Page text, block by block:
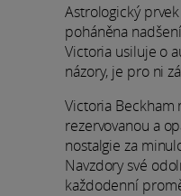
Astrologický
poháněna
Victoria usiluje o
názory, je pro ni
Victoria Beckham
rezervovanou a
nostalgie za
Navzdory své
každodenní